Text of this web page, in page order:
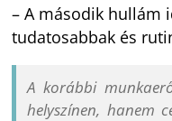
– A második hullám
tudatosabbak és
A korábbi
helyszínen, hanem